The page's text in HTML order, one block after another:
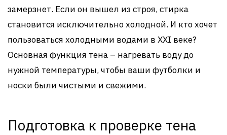
замерзнет. Если он вышел из строя, стирка
становится исключительно холодной. И кто хочет
пользоваться холодными водами в XXI веке?
Основная функция тена – нагревать воду до
нужной температуры, чтобы ваши футболки и
носки были чистыми и свежими.
Подготовка к проверке тена